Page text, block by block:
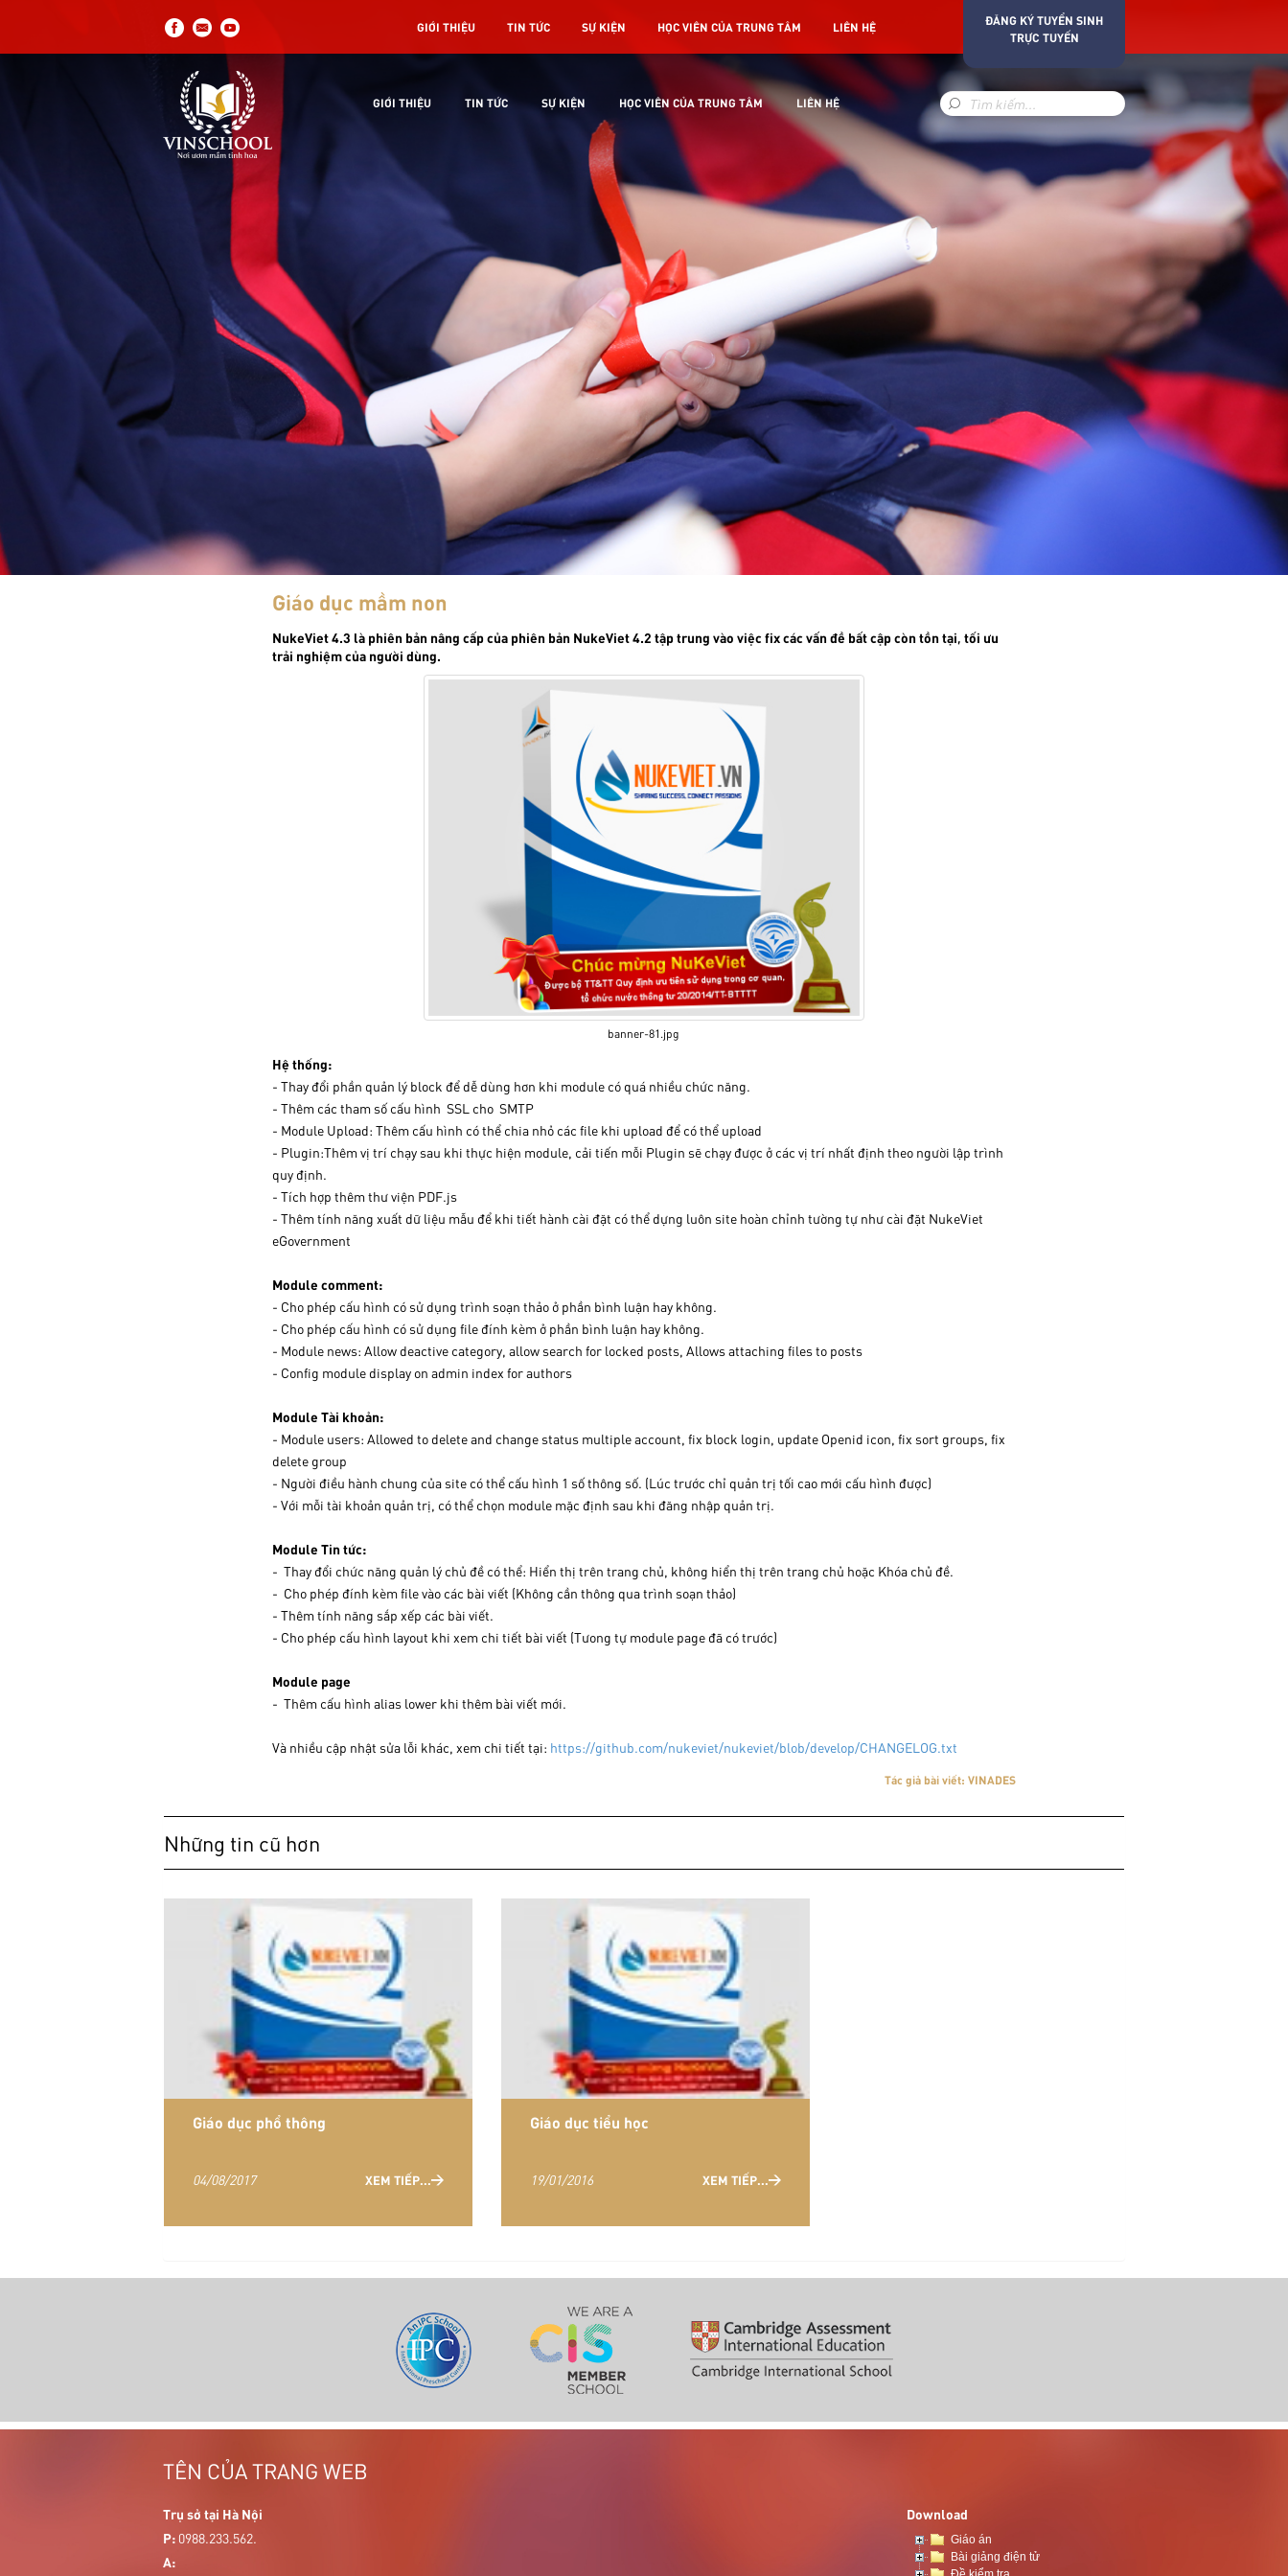
GIỚI THIỆU TIN TỨC SỰ KIỆN HỌC VIÊN CỦA TRUNG TÂM LIÊN HỆ
ĐĂNG KÝ TUYỂN SINH
TRỰC TUYẾN
GIỚI THIỆU TIN TỨC SỰ KIỆN HỌC VIÊN CỦA TRUNG TÂM LIÊN HỆ
Giáo dục mầm non
NukeViet 4.3 là phiên bản nâng cấp của phiên bản NukeViet 4.2 tập trung vào việc fix các vấn đề bất cập còn tồn tại, tối ưu
trải nghiệm của người dùng.
banner-81.jpg
Hệ thống:
- Thay đổi phần quản lý block để dễ dùng hơn khi module có quá nhiều chức năng.
- Thêm các tham số cấu hình SSL cho SMTP
- Module Upload: Thêm cấu hình có thể chia nhỏ các file khi upload để có thể upload
- Plugin:Thêm vị trí chạy sau khi thực hiện module, cải tiến mỗi Plugin sẽ chạy được ở các vị trí nhất định theo người lập trình
quy định.
- Tích hợp thêm thư viện PDF.js
- Thêm tính năng xuất dữ liệu mẫu để khi tiết hành cài đặt có thể dựng luôn site hoàn chỉnh tường tự như cài đặt NukeViet
eGovernment
Module comment:
- Cho phép cấu hình có sử dụng trình soạn thảo ở phần bình luận hay không.
- Cho phép cấu hình có sử dụng file đính kèm ở phần bình luận hay không.
- Module news: Allow deactive category, allow search for locked posts, Allows attaching files to posts
- Config module display on admin index for authors
Module Tài khoản:
- Module users: Allowed to delete and change status multiple account, fix block login, update Openid icon, fix sort groups, fix
delete group
- Người điều hành chung của site có thể cấu hình 1 số thông số. (Lúc trước chỉ quản trị tối cao mới cấu hình được)
- Với mỗi tài khoản quản trị, có thể chọn module mặc định sau khi đăng nhập quản trị.
Module Tin tức:
- Thay đổi chức năng quản lý chủ đề có thể: Hiển thị trên trang chủ, không hiển thị trên trang chủ hoặc Khóa chủ đề.
- Cho phép đính kèm file vào các bài viết (Không cần thông qua trình soạn thảo)
- Thêm tính năng sắp xếp các bài viết.
- Cho phép cấu hình layout khi xem chi tiết bài viết (Tưong tự module page đã có trước)
Module page
- Thêm cấu hình alias lower khi thêm bài viết mới.
Và nhiều cập nhật sửa lỗi khác, xem chi tiết tại: https://github.com/nukeviet/nukeviet/blob/develop/CHANGELOG.txt
Tác giả bài viết:VINADES
Những tin cũ hơn
Giáo dục phổ thông
04/08/2017 XEM TIẾP...
Giáo dục tiểu học
19/01/2016 XEM TIẾP...
TÊN CỦA TRANG WEB
Trụ sở tại Hà Nội
P: 0988.233.562.
A:
Download
Giáo án
Bài giảng điện tử